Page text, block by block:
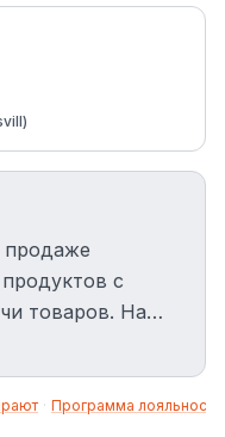
продаже
с
товаров. На
50
· Программа лояльности